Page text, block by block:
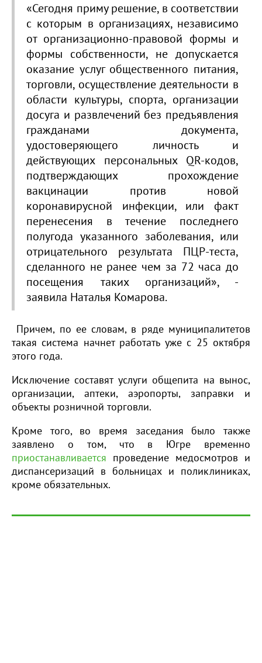
«Сегодня приму решение, в соответствии
с которым в организациях, независимо
от организационно-правовой формы и
формы собственности, не допускается
оказание услуг общественного питания,
торговли, осуществление деятельности в
области культуры, спорта, организации
досуга и развлечений без предъявления
гражданами документа,
удостоверяющего личность и
действующих персональных QR-кодов,
подтверждающих прохождение
вакцинации против новой
коронавирусной инфекции, или факт
перенесения в течение последнего
полугода указанного заболевания, или
отрицательного результата ПЦР-теста,
сделанного не ранее чем за 72 часа до
посещения таких организаций», -
заявила Наталья Комарова.
Причем, по ее словам, в ряде муниципалитетов
такая система начнет работать уже с 25 октября
этого года.
Исключение составят услуги общепита на вынос,
организации, аптеки, аэропорты, заправки и
объекты розничной торговли.
Кроме того, во время заседания было также
заявлено о том, что в Югре временно
приостанавливается проведение медосмотров и
диспансеризаций в больницах и поликлиниках,
кроме обязательных.